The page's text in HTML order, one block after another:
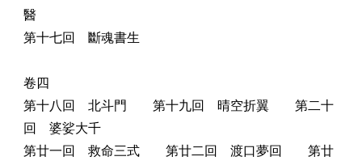
醫
第十七回 斷魂書生
卷四
第十八回 北斗門 第十九回 晴空折翼 第二十
回 婆娑大千
第廿一回 救命三式 第廿二回 渡口夢回 第廿